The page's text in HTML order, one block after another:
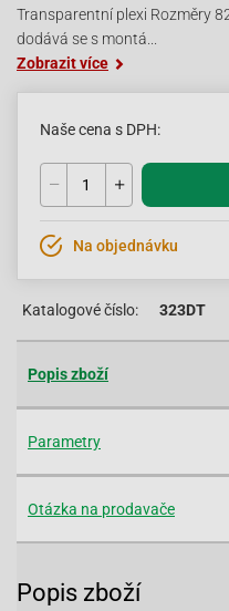
Transparentní plexi Rozměry
dodává se s montá...
Zobrazit více
Naše cena s DPH:
Na objednávku
Katalogové číslo: 323DT
Popis zboží
Parametry
Otázka na prodavače
Popis zboží